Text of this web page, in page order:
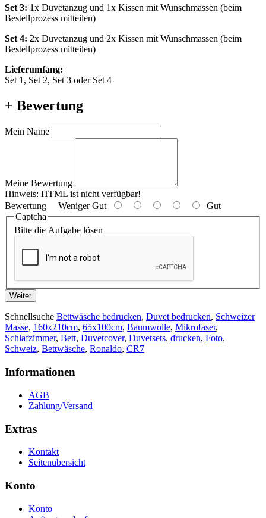
Set 3: 1x Duvetanzug und 1x Kissen mit Wunschmassen (beim
Bestellprozess mitteilen)
Set 4: 2x Duvetanzug und 2x Kissen mit Wunschmassen (beim
Bestellprozess mitteilen)
Lieferumfang:
Set 1, Set 2, Set 3 oder Set 4
+ Bewertung
Mein Name
Meine Bewertung
Hinweis: HTML ist nicht verfügbar!
Bewertung Weniger Gut
Gut
Captcha
Bitte die Aufgabe lösen
Weiter
Schnellsuche Bettwäsche bedrucken, Duvet bedrucken, Schweizer
Masse, 160x210cm, 65x100cm, Baumwolle, Mikrofaser,
Schlafzimmer, Bett, Duvetcover, Duvetsets, drucken, Foto,
Schweiz, Bettwäsche, Ronaldo, CR7
Informationen
AGB
Zahlung/Versand
Extras
Kontakt
Seitenübersicht
Konto
Konto